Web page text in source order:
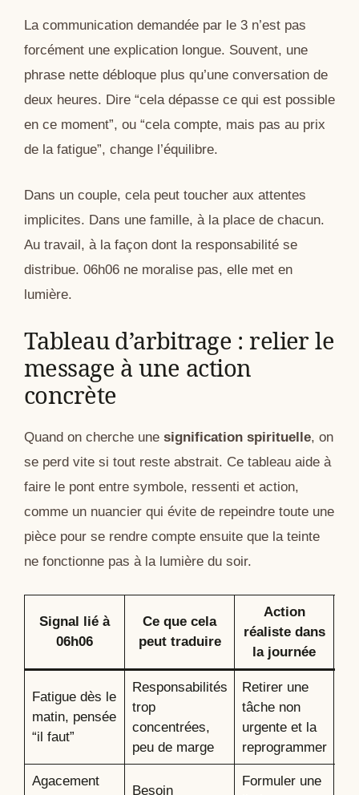
La communication demandée par le 3 n’est pas
forcément une explication longue. Souvent, une
phrase nette débloque plus qu’une conversation de
deux heures. Dire “cela dépasse ce qui est possible
en ce moment”, ou “cela compte, mais pas au prix
de la fatigue”, change l’équilibre.
Dans un couple, cela peut toucher aux attentes
implicites. Dans une famille, à la place de chacun.
Au travail, à la façon dont la responsabilité se
distribue. 06h06 ne moralise pas, elle met en
lumière.
Tableau d’arbitrage : relier le
message à une action
concrète
Quand on cherche une signification spirituelle, on
se perd vite si tout reste abstrait. Ce tableau aide à
faire le pont entre symbole, ressenti et action,
comme un nuancier qui évite de repeindre toute une
pièce pour se rendre compte ensuite que la teinte
ne fonctionne pas à la lumière du soir.
Signal lié à
06h06
Ce que cela
peut traduire
Action
réaliste dans
la journée
Fatigue dès le
matin, pensée
“il faut”
Responsabilités
trop
concentrées,
peu de marge
Retirer une
tâche non
urgente et la
reprogrammer
Agacement
Besoin
Formuler une